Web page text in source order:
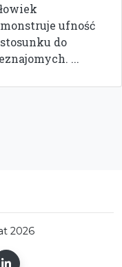
ufność
do
...
2026